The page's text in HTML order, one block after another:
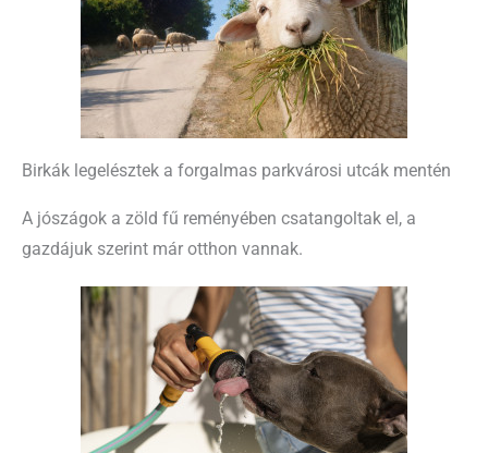
Birkák legelésztek a forgalmas parkvárosi utcák mentén
A jószágok a zöld fű reményében csatangoltak el, a
gazdájuk szerint már otthon vannak.